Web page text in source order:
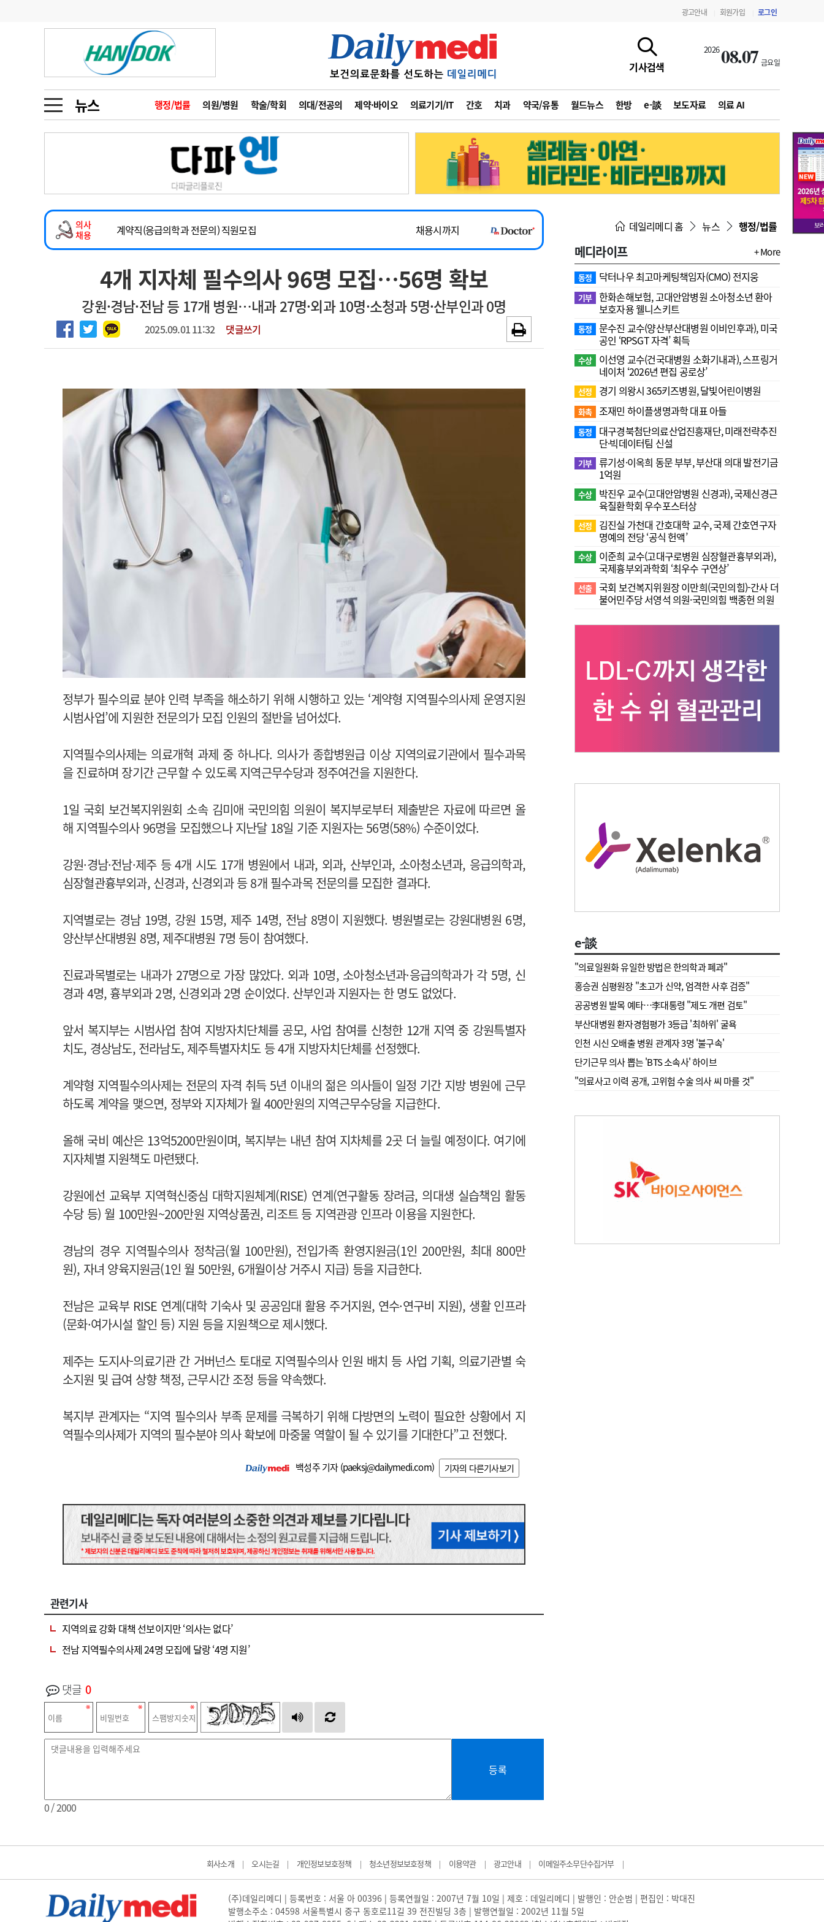
광고안내 회원가입 로그인
기사검색
202608.07 금요일
뉴스 행정/법률 의원/병원 학술/학회 의대/전공의 제약·바이오 의료기기/IT 간호 치과 약국/유통 월드뉴스 한방 e-談 보도자료 의료 AI
금주의 검색어
1
의사인력 수급 추계
2
성분명 처방
3
AI의료
4
전공의 모집 결과
6
관리급여 실시
지필공 지원책
수련환경 개선
의과대학 입시
인사 사고
오피니언 수첩
인물 초대석 피플
동영상뉴스
포토뉴스
메디 Hospital 지역병원 중소병원
인포메이션 행정처분 판례 정책/통계 공시 지침·기준·평가 약제급여 심사 결과
회사소개 법적고지 광고안내
의사
채용
2026년 하반기 인턴 모집
~2026-08-31
마취통증의학과 임기제 임상의사 채용
채용시까지
계약직(응급의학과 전문의) 직원모집
채용시까지
하반기 전공의(레지던트1년차) 모집
~2026-08-15
2026년 하반기 인턴 모집
~2026-08-31
마취통증의학과 임기제 임상의사 채용
채용시까지
4개 지자체 필수의사 96명 모집…56명 확보
강원·경남·전남 등 17개 병원…내과 27명·외과 10명·소청과 5명·산부인과 0명
2025.09.01 11:32 댓글쓰기
정부가 필수의료 분야 인력 부족을 해소하기 위해 시행하고 있는 ‘계약형 지역필수의사제 운영지원
시범사업’에 지원한 전문의가 모집 인원의 절반을 넘어섰다.
지역필수의사제는 의료개혁 과제 중 하나다. 의사가 종합병원급 이상 지역의료기관에서 필수과목
을 진료하며 장기간 근무할 수 있도록 지역근무수당과 정주여건을 지원한다.
1일 국회 보건복지위원회 소속 김미애 국민의힘 의원이 복지부로부터 제출받은 자료에 따르면 올
해 지역필수의사 96명을 모집했으나 지난달 18일 기준 지원자는 56명(58%) 수준이었다.
강원·경남·전남·제주 등 4개 시도 17개 병원에서 내과, 외과, 산부인과, 소아청소년과, 응급의학과,
심장혈관흉부외과, 신경과, 신경외과 등 8개 필수과목 전문의를 모집한 결과다.
지역별로는 경남 19명, 강원 15명, 제주 14명, 전남 8명이 지원했다. 병원별로는 강원대병원 6명,
양산부산대병원 8명, 제주대병원 7명 등이 참여했다.
진료과목별로는 내과가 27명으로 가장 많았다. 외과 10명, 소아청소년과·응급의학과가 각 5명, 신
경과 4명, 흉부외과 2명, 신경외과 2명 순이었다. 산부인과 지원자는 한 명도 없었다.
앞서 복지부는 시범사업 참여 지방자치단체를 공모, 사업 참여를 신청한 12개 지역 중 강원특별자
치도, 경상남도, 전라남도, 제주특별자치도 등 4개 지방자치단체를 선정했다.
계약형 지역필수의사제는 전문의 자격 취득 5년 이내의 젊은 의사들이 일정 기간 지방 병원에 근무
하도록 계약을 맺으면, 정부와 지자체가 월 400만원의 지역근무수당을 지급한다.
올해 국비 예산은 13억5200만원이며, 복지부는 내년 참여 지차체를 2곳 더 늘릴 예정이다. 여기에
지자체별 지원책도 마련됐다.
강원에선 교육부 지역혁신중심 대학지원체계(RISE) 연계(연구활동 장려금, 의대생 실습책임 활동
수당 등) 월 100만원~200만원 지역상품권, 리조트 등 지역관광 인프라 이용을 지원한다.
경남의 경우 지역필수의사 정착금(월 100만원), 전입가족 환영지원금(1인 200만원, 최대 800만
원), 자녀 양육지원금(1인 월 50만원, 6개월이상 거주시 지급) 등을 지급한다.
전남은 교육부 RISE 연계(대학 기숙사 및 공공임대 활용 주거지원, 연수·연구비 지원), 생활 인프라
(문화·여가시설 할인 등) 지원 등을 지원책으로 제시했다.
제주는 도지사-의료기관 간 거버넌스 토대로 지역필수의사 인원 배치 등 사업 기획, 의료기관별 숙
소지원 및 급여 상향 책정, 근무시간 조정 등을 약속했다.
복지부 관계자는 “지역 필수의사 부족 문제를 극복하기 위해 다방면의 노력이 필요한 상황에서 지
역필수의사제가 지역의 필수분야 의사 확보에 마중물 역할이 될 수 있기를 기대한다”고 전했다.
백성주 기자 (paeksj@dailymedi.com) 기자의 다른기사보기
관련기사
지역의료 강화 대책 선보이지만 ‘의사는 없다’
전남 지역필수의사제 24명 모집에 달랑 ‘4명 지원’
댓글 0
등록
0/ 2000
데일리메디 홈 뉴스 행정/법률
메디라이프 + More
동정 닥터나우 최고마케팅책임자(CMO) 전지웅
기부 한화손해보험, 고대안암병원 소아청소년 환아
보호자용 웰니스키트
동정
문수진 교수( 양산부산대병원 이비인후과), 미국
공인 ‘RPSGT 자격’ 획득
수상
이선영 교수(건국대병원 소화기내과), 스프링거
네이처 ‘2026년 편집 공로상’
선정 경기 의왕시 365키즈병원, 달빛어린이병원
화촉 조재민 하이플생명과학 대표 아들
동정
대구경북첨단의료산업진흥재단, 미래전략추진
단·빅데이터팀 신설
기부 류기성·이옥희 동문 부부, 부산대 의대 발전기금
1억원
수상
박진우 교수(고대안암병원 신경과), 국제신경근
육질환학회 우수포스터상
선정
김진실 가천대 간호대학 교수, 국제 간호연구자
명예의 전당 ‘공식 헌액’
수상
이준희 교수(고대구로병원 심장혈관흉부외과),
국제흉부외과학회 ‘최우수 구연상’
선출 국회 보건복지위원장 이만희(국민의힘)-간사 더
불어민주당 서영석 의원·국민의힘 백종헌 의원
e-談
"의료일원화 유일한 방법은 한의학과 폐과"
홍승권 심평원장 " 초고가 신약, 엄격한 사후 검증"
공공병원 발목 예타…李대통령 "제도 개편 검토"
부산대병원 환자경험평가 3등급 '최하위' 굴욕
인천 시신 오배출 병원 관계자 3명 '불구속'
단기근무 의사 뽑는 'BTS 소속사' 하이브
"의료사고 이력 공개, 고위험 수술 의사 씨 마를 것"
회사소개 | 오시는길 | 개인정보보호정책 | 청소년정보보호정책 | 이용약관 | 광고안내 | 이메일주소무단수집거부 |
(주)데일리메디 | 등록번호 : 서울 아 00396 | 등록연월일 : 2007년 7월 10일 | 제호 : 데일리메디 | 발행인 : 안순범 | 편집인 : 박대진
발행소주소 : 04598 서울특별시 중구 동호로11길 39 전진빌딩 3층 | 발행연월일 : 2002년 11월 5일